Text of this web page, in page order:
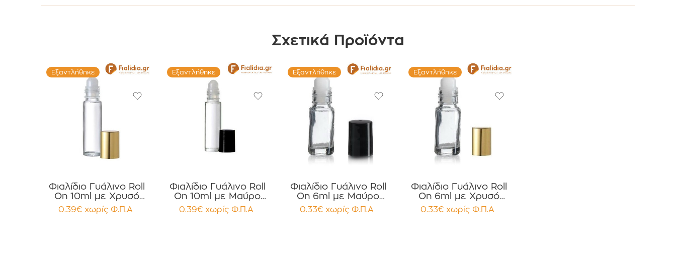
Σχετικά Προϊόντα
Εξαντλήθηκε
Φιαλίδιο Γυάλινο Roll
On 10ml με Χρυσό
Καπάκι Αλουμινίου
συσκευασία 12
0.39€ χωρίς Φ.Π.Α
Εξαντλήθηκε
Φιαλίδιο Γυάλινο Roll
On 10ml με Μαύρο
Καπάκι Αλουμινίου
συσκευασία 12
0.39€ χωρίς Φ.Π.Α
Εξαντλήθηκε
Φιαλίδιο Γυάλινο Roll
On 6ml με Μαύρο
Καπάκι Αλουμινίου
συσκευασία 12
0.33€ χωρίς Φ.Π.Α
Εξαντλήθηκε
Φιαλίδιο Γυάλινο Roll
On 6ml με Χρυσό
Καπάκι Αλουμινίου
συσκευασία 12
0.33€ χωρίς Φ.Π.Α